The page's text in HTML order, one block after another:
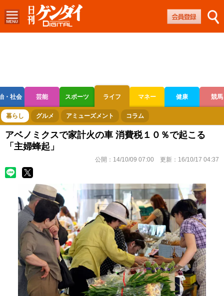
・社会 芸能 スポーツ ライフ マネー 健康 競馬
ボートレース 競輪 オートレース
暮らし グルメ アミューズメント コラム
アベノミクスで家計火の車 消費税１０％で起こる
「主婦蜂起」
公開： 14/10/09 07:00 更新： 16/10/17 04:37